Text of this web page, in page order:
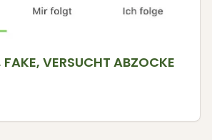
VERSUCHT ABZOCKE